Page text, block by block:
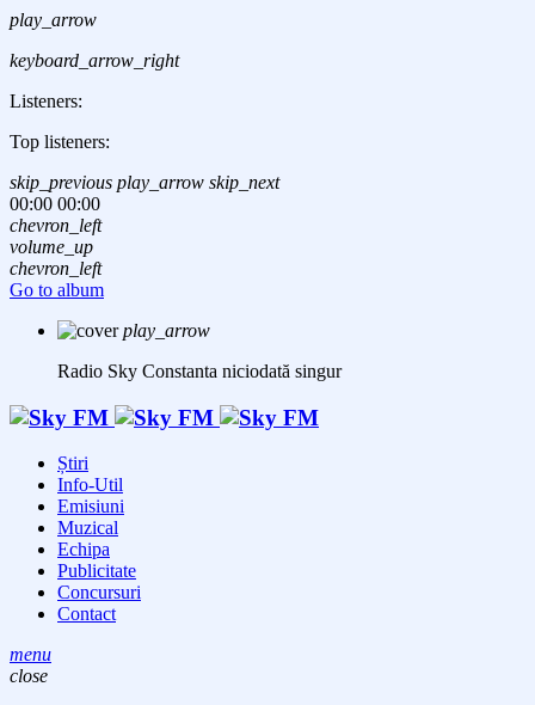
play_arrow
keyboard_arrow_right
Listeners:
Top listeners:
skip_previous play_arrow skip_next
00:00 00:00
chevron_left
volume_up
chevron_left
Go to album
play_arrow
Radio Sky Constanta niciodată singur
Știri
Info-Util
Emisiuni
Muzical
Echipa
Publicitate
Concursuri
Contact
menu
close